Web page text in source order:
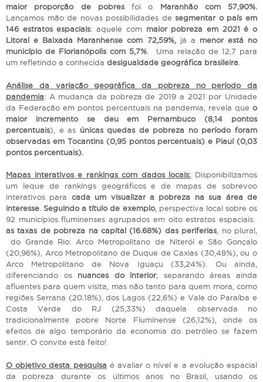
maior proporção de pobresfoi o
Maranhão com 57,90%.
Lançamos mão de novas possibilidades desegmentar o país em
146 estratos espaciais: aquele com maior pobreza em 2021 é o
Litoral e Baixada Maranhense com 72,59%,já a menor está no
município de Florianópolis com 5,7% . Uma relação de 12,7 para
um refletindo a conhecida desigualdade geográfica brasileira
Análise da variação geográfica da pobreza no período da
pandemia: A mudança da pobreza de 2019 a 2021 por Unidade
da Federação em pontos percentuais na pandemia, revela que o
maior incremento se deu em Pernambuco (8,14 pontos
percentuais), e as únicas quedas de pobreza no período foram
observadas em Tocantins (0,95 pontos percentuais) e Piauí (0,03
pontos percentuais).
Mapas interativos e rankings com dados locais: Disponibilizamos
um leque de rankings geográficos e de mapas de sobrevoo
interativos para cada um visualizar a pobreza na sua área de
interesse .Seguindo a título de exemplo, perspectiva local sobre os
92 municípios fluminenses agrupados em oito estratos espaciais:
as taxas de pobreza na capital (16.68%) das periferias, no plural,
do Grande Rio: Arco Metropolitano de Niterói e São Gonçalo
(20,96%), Arco Metropolitano de Duque de Caxias (30,48%), ou o
Arco Metropolitano de Nova Iguaçu (33,24%). Ou ainda,
diferenciando os nuances do interior, separando áreas ainda
afluentes para quem visita, mas não tanto para quem mora, como
regiões Serrana (20.18%), dos Lagos (22,6%) e Vale do Paraíba e
Costa Verde do RJ (25,33%) daquela observada no
tradicionalmente pobre Norte Fluminense (26,12%), onde os
efeitos de algo temporário da economia do petróleo se fazem
sentir. O convite está feito!
O objetivo desta pesquisa é avaliar o nível e a evolução espacial
da pobreza durante os últimos anos no Brasil, usando os